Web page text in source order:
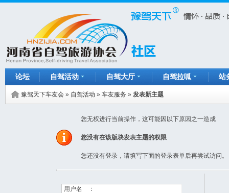
论坛 自驾活动 自驾大厅 自驾拉呱 站
豫驾天下车友会 » 自驾活动 » 车友服务 » 发表新主题
您无权进行当前操作，这可能因以下原因之一造成
您没有在该版块发表主题的权限
您还没有登录，请填写下面的登录表单后再尝试访问。
用户名 ：